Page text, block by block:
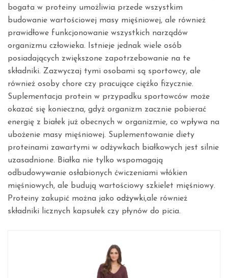
bogata w proteiny umożliwia przede wszystkim
budowanie wartościowej masy mięśniowej, ale również
prawidłowe funkcjonowanie wszystkich narządów
organizmu człowieka. Istnieje jednak wiele osób
posiadających zwiększone zapotrzebowanie na te
składniki. Zazwyczaj tymi osobami są sportowcy, ale
również osoby chore czy pracujące ciężko fizycznie.
Suplementacja protein w przypadku sportowców może
okazać się konieczna, gdyż organizm zacznie pobierać
energię z białek już obecnych w organizmie, co wpływa na
ubożenie masy mięśniowej. Suplementowanie diety
proteinami zawartymi w odżywkach białkowych jest silnie
uzasadnione. Białka nie tylko wspomagają
odbudowywanie osłabionych ćwiczeniami włókien
mięśniowych, ale budują wartościowy szkielet mięśniowy.
Proteiny zakupić można jako odżywki,ale również
składniki licznych kapsułek czy płynów do picia.